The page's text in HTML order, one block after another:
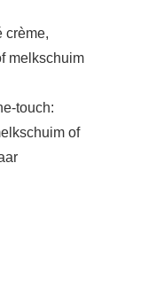
crème,
melkschuim
touch:
of